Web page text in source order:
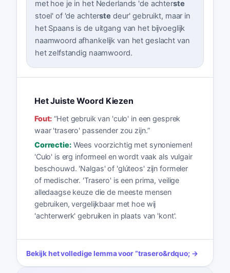
met hoe je in het Nederlands 'de achterste
stoel' of 'de achterstedeur' gebruikt, maar in
het Spaans is de uitgang van het bijvoeglijk
naamwoord afhankelijk van het geslacht van
het zelfstandig naamwoord.
Het Juiste Woord Kiezen
Fout: “Het gebruik van 'culo' in een gesprek
waar 'trasero' passender zou zijn.”
Correctie: Wees voorzichtig met synoniemen!
'Culo' is erg informeel en wordt vaak als vulgair
beschouwd. 'Nalgas' of 'glúteos' zijn formeler
of medischer. 'Trasero' is een prima, veilige
alledaagse keuze die de meeste mensen
gebruiken, vergelijkbaar met hoe wij
'achterwerk' gebruiken in plaats van 'kont'.
Bekijk het volledige lemma voor“trasero&rdquo; →